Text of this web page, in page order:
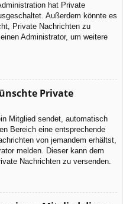
hat Private
Außerdem könnte es
Private Nachrichten zu
Administrator, um weitere
Private
Mitglied sendet, automatisch
Bereich eine entsprechende
von jemandem erhältst,
melden. Dieser kann dem
Nachrichten zu versenden.